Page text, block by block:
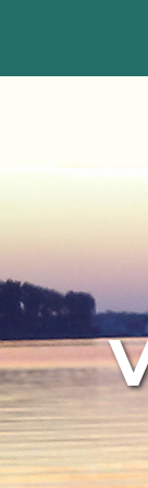
Pine
Ontario
Skyline